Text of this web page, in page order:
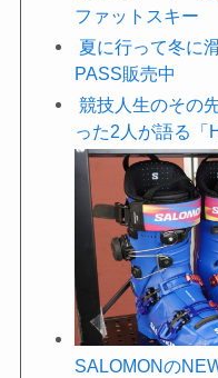
ファットスキー
夏に行って冬に
PASS販売中
競技人生のその
った2人が語る「
SALOMONの